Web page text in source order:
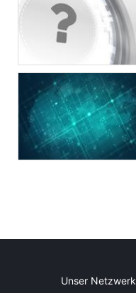
Unser Netzwerk